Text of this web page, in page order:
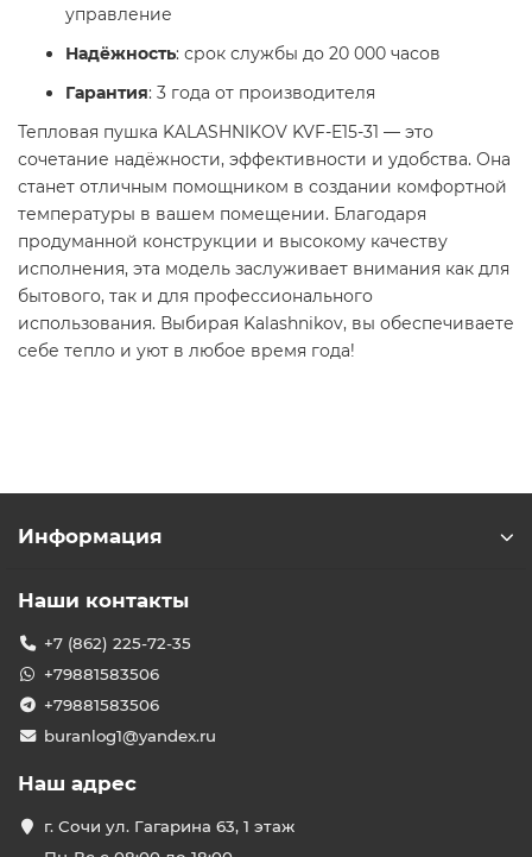
управление
Надёжность: срок службы до 20 000 часов
Гарантия: 3 года от производителя
Тепловая пушка KALASHNIKOV KVF-E15-31 — это
сочетание надёжности, эффективности и удобства. Она
станет отличным помощником в создании комфортной
температуры в вашем помещении. Благодаря
продуманной конструкции и высокому качеству
исполнения, эта модель заслуживает внимания как для
бытового, так и для профессионального
использования. Выбирая Kalashnikov, вы обеспечиваете
себе тепло и уют в любое время года!
Информация
Наши контакты
+7 (862) 225-72-35
+79881583506
+79881583506
buranlog1@yandex.ru
Наш адрес
г. Сочи ул. Гагарина 63, 1 этаж